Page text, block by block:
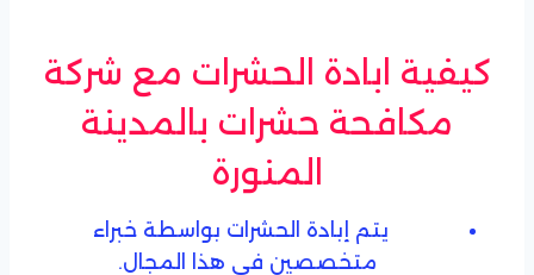
كيفية ابادة الحشرات مع شركة
مكافحة حشرات بالمدينة
المنورة
يتم إبادة الحشرات بواسطة خبراء
متخصصين فى هذا المجال.